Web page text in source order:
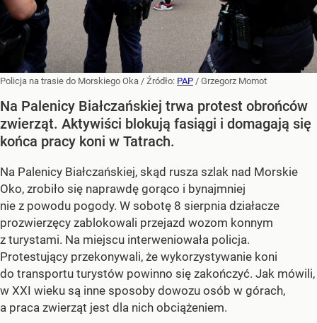
Policja na trasie do Morskiego Oka / Źródło: PAP / Grzegorz Momot
Na Palenicy Białczańskiej trwa protest obrońców
zwierząt. Aktywiści blokują fasiągi i domagają się
końca pracy koni w Tatrach.
Na Palenicy Białczańskiej, skąd rusza szlak nad Morskie
Oko, zrobiło się naprawdę gorąco i bynajmniej
nie z powodu pogody. W sobotę 8 sierpnia działacze
prozwierzęcy zablokowali przejazd wozom konnym
z turystami. Na miejscu interweniowała policja.
Protestujący przekonywali, że wykorzystywanie koni
do transportu turystów powinno się zakończyć. Jak mówili,
w XXI wieku są inne sposoby dowozu osób w górach,
a praca zwierząt jest dla nich obciążeniem.